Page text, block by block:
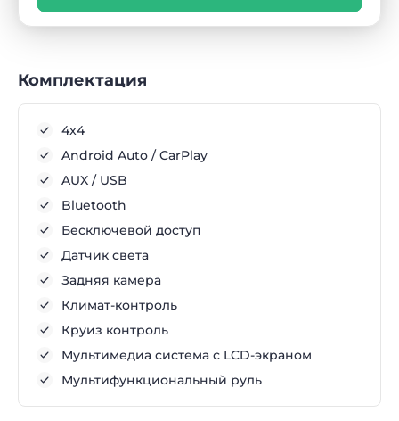
Комплектация
4x4
Android Auto / CarPlay
AUX / USB
Bluetooth
Бесключевой доступ
Датчик света
Задняя камера
Климат-контроль
Круиз контроль
Мультимедиа система с LCD-экраном
Мультифункциональный руль